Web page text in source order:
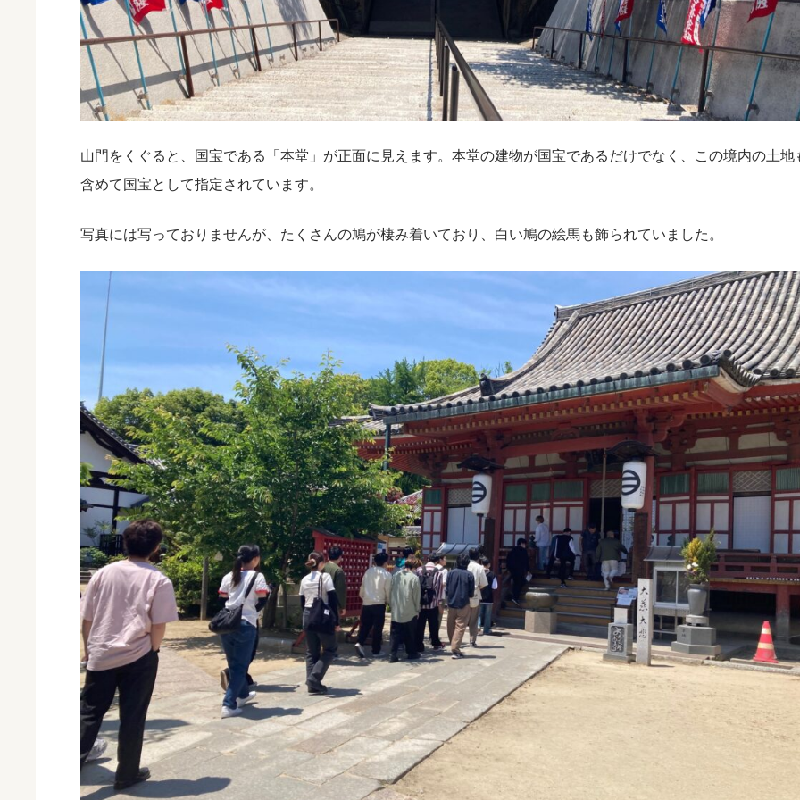
山門をくぐると、国宝である「本堂」が正面に見えます。本堂の建物が国宝であるだけでなく、この境内の土地
含めて国宝として指定されています。
写真には写っておりませんが、たくさんの鳩が棲み着いており、白い鳩の絵馬も飾られていました。